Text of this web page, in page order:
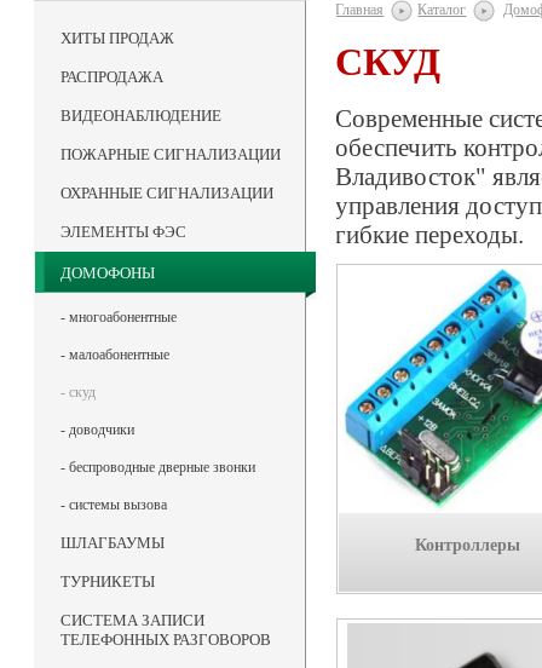
ХИТЫ ПРОДАЖ
РАСПРОДАЖА
ВИДЕОНАБЛЮДЕНИЕ
ПОЖАРНЫЕ СИГНАЛИЗАЦИИ
ОХРАННЫЕ СИГНАЛИЗАЦИИ
ЭЛЕМЕНТЫ ФЭС
ДОМОФОНЫ
- многоабонентные
- малоабонентные
- скуд
- доводчики
- беспроводные дверные звонки
- системы вызова
ШЛАГБАУМЫ
ТУРНИКЕТЫ
СИСТЕМА ЗАПИСИ
ТЕЛЕФОННЫХ РАЗГОВОРОВ
Главная Каталог
СКУД
Современные
обеспечить
Владивосток"
управления
гибкие переходы.
Контроллеры